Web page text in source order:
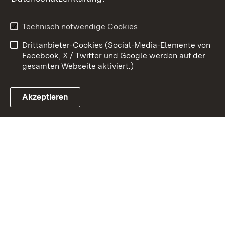
Link zum Landesportal
Kontakt
Barrierefreiheit
Impressum
Cookies
Technisch notwendige Cookies
Drittanbieter-Cookies (Social-Media-Elemente von
Facebook, X / Twitter und Google werden auf der
gesamten Webseite aktiviert.)
Akzeptieren